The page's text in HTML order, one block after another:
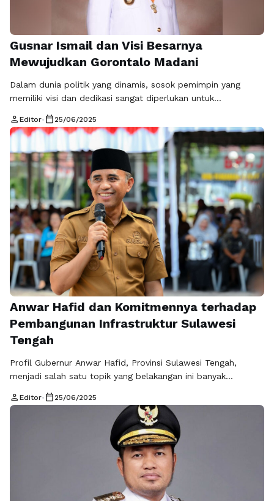
Gusnar Ismail dan Visi Besarnya
Mewujudkan Gorontalo Madani
Dalam dunia politik yang dinamis, sosok pemimpin yang
memiliki visi dan dedikasi sangat diperlukan untuk
yang mencuri perhatian adalah Gusnar Ismail, Gubernur
Provinsi Gorontalo. Dalam artikel ini, kita akan membahas
secara mendalam mengenai profil Gubernur Gusnar Ismail,
Provinsi Gorontalo, untuk lebih mengenal sosoknya dan
kontribusinya bagi masyarakat. Profil …
Baca Selengkapnya
person Editor• calendar_today 25/06/2025
Anwar Hafid dan Komitmennya terhadap
Pembangunan Infrastruktur Sulawesi
Tengah
Profil Gubernur Anwar Hafid, Provinsi Sulawesi Tengah,
menjadi salah satu topik yang belakangan ini banyak
memegang tampuk kepemimpinan di provinsi ini, Anwar Hafid
memiliki latar belakang dan prestasi yang menarik untuk
dikulik lebih dalam. Dalam artikel ini, kita akan membahas
lebih lanjut tentang profil dan kontribusi Anwar Hafid, serta
person Editor• calendar_today 25/06/2025